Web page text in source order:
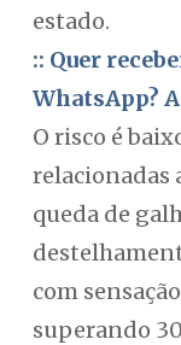
estado.
:: Quer
WhatsApp?
O risco é
relacionadas
queda de
com
superando